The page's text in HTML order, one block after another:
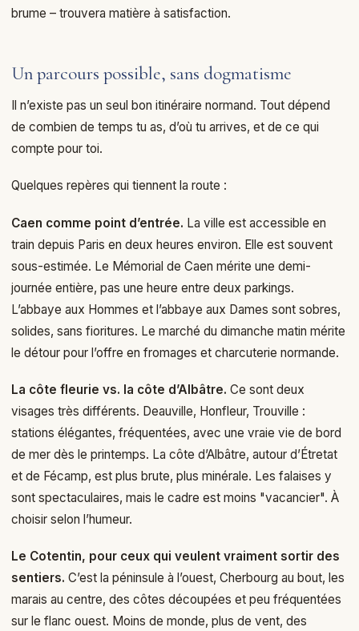
brume – trouvera matière à satisfaction.
Un parcours possible, sans dogmatisme
Il n’existe pas un seul bon itinéraire normand. Tout dépend
de combien de temps tu as, d’où tu arrives, et de ce qui
compte pour toi.
Quelques repères qui tiennent la route :
Caen comme point d’entrée. La ville est accessible en
train depuis Paris en deux heures environ. Elle est souvent
sous-estimée. Le Mémorial de Caen mérite une demi-
journée entière, pas une heure entre deux parkings.
L’abbaye aux Hommes et l’abbaye aux Dames sont sobres,
solides, sans fioritures. Le marché du dimanche matin mérite
le détour pour l’offre en fromages et charcuterie normande.
La côte fleurie vs. la côte d’Albâtre. Ce sont deux
visages très différents. Deauville, Honfleur, Trouville :
stations élégantes, fréquentées, avec une vraie vie de bord
de mer dès le printemps. La côte d’Albâtre, autour d’Étretat
et de Fécamp, est plus brute, plus minérale. Les falaises y
sont spectaculaires, mais le cadre est moins "vacancier". À
choisir selon l’humeur.
Le Cotentin, pour ceux qui veulent vraiment sortir des
sentiers. C’est la péninsule à l’ouest, Cherbourg au bout, les
marais au centre, des côtes découpées et peu fréquentées
sur le flanc ouest. Moins de monde, plus de vent, des